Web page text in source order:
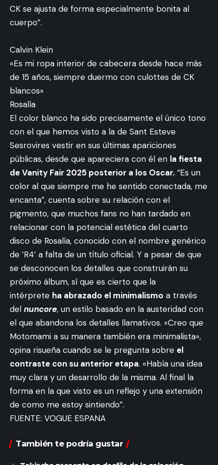
CK se ajusta de forma especialmente bonita al
cuerpo”.
Calvin Klein
«Es mi ropa interior de cabecera desde hace más
de 15 años, siempre duermo con culottes de CK
blancos»
Rosalía
El color blanco ha sido precisamente el único tono
con el que hemos visto a la de Sant Esteve
Sesrovires vestir en sus últimas apariciones
públicas, desde que apareciera con él en la fiesta
de Vanity Fair 2025 posterior a los Oscar. “Es un
color al que siempre me he sentido conectada, me
encanta”, cuenta sobre su relación con el
pigmento, que muchos fans no han tardado en
relacionar con la potencial estética del cuarto
disco de Rosalía, conocido con el nombre genérico
de ‘R4’ a falta de un título oficial. Y a pesar de que
se desconocen los detalles que construirán su
próximo álbum, sí que es cierto que la
intérprete ha abrazado el minimalismo a través
del nuncore, un estilo basado en la austeridad con
el que abandona los detalles llamativos. «Creo que
Motomami a su manera también era minimalista»,
opina risueña cuando se le pregunta sobre el
contraste con su anterior etapa. «Había una idea
muy clara y un desarrollo de la misma. Al final la
forma en la que visto es un reflejo y una extensión
de como me estoy sintiendo”.
FUENTE: VOGUE ESPANA
También te podría gustar